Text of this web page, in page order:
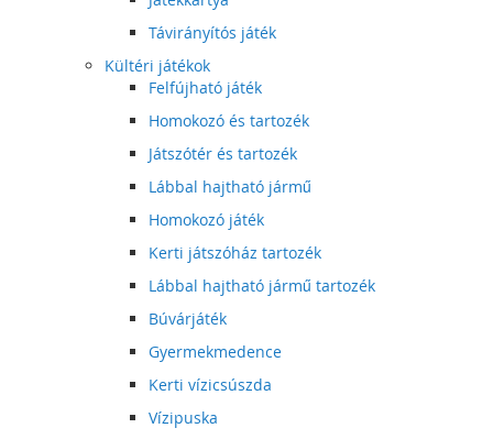
Távirányítós játék
Kültéri játékok
Felfújható játék
Homokozó és tartozék
Játszótér és tartozék
Lábbal hajtható jármű
Homokozó játék
Kerti játszóház tartozék
Lábbal hajtható jármű tartozék
Búvárjáték
Gyermekmedence
Kerti vízicsúszda
Vízipuska